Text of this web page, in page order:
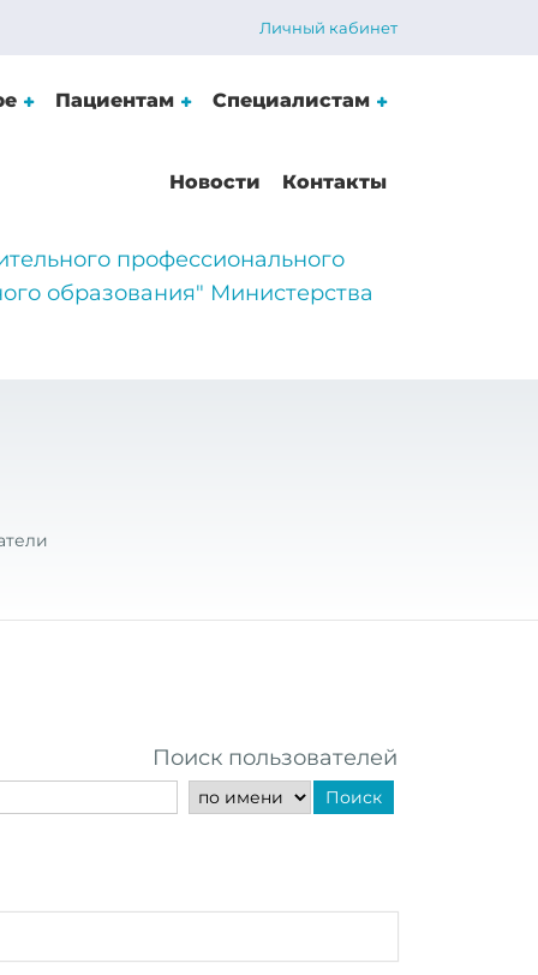
Личный кабинет
Пациентам Специалистам
Новости Контакты
профессионального
образования" Министерства
Поиск пользователей
Поиск